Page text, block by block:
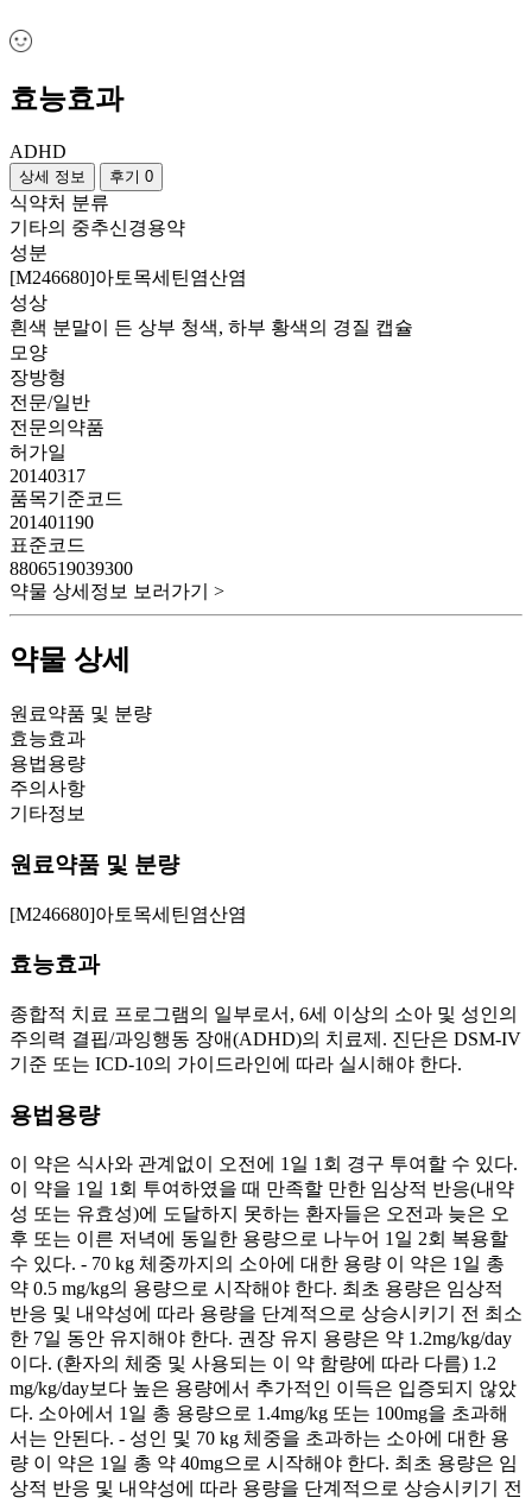
효능효과
ADHD
상세 정보 후기 0
식약처 분류
기타의 중추신경용약
성분
[M246680]아토목세틴염산염
성상
흰색 분말이 든 상부 청색, 하부 황색의 경질 캡슐
모양
장방형
전문/일반
전문의약품
허가일
20140317
품목기준코드
201401190
표준코드
8806519039300
약물 상세정보 보러가기 >
약물 상세
원료약품 및 분량
효능효과
용법용량
주의사항
기타정보
원료약품 및 분량
[M246680]아토목세틴염산염
효능효과
종합적 치료 프로그램의 일부로서, 6세 이상의 소아 및 성인의
주의력 결핍/과잉행동 장애(ADHD)의 치료제. 진단은 DSM-IV
기준 또는 ICD-10의 가이드라인에 따라 실시해야 한다.
용법용량
이 약은 식사와 관계없이 오전에 1일 1회 경구 투여할 수 있다.
이 약을 1일 1회 투여하였을 때 만족할 만한 임상적 반응(내약
성 또는 유효성)에 도달하지 못하는 환자들은 오전과 늦은 오
후 또는 이른 저녁에 동일한 용량으로 나누어 1일 2회 복용할
수 있다. - 70 kg 체중까지의 소아에 대한 용량 이 약은 1일 총
약 0.5 mg/kg의 용량으로 시작해야 한다. 최초 용량은 임상적
반응 및 내약성에 따라 용량을 단계적으로 상승시키기 전 최소
한 7일 동안 유지해야 한다. 권장 유지 용량은 약 1.2mg/kg/day
이다. (환자의 체중 및 사용되는 이 약 함량에 따라 다름) 1.2
mg/kg/day보다 높은 용량에서 추가적인 이득은 입증되지 않았
다. 소아에서 1일 총 용량으로 1.4mg/kg 또는 100mg을 초과해
서는 안된다. - 성인 및 70 kg 체중을 초과하는 소아에 대한 용
량 이 약은 1일 총 약 40mg으로 시작해야 한다. 최초 용량은 임
상적 반응 및 내약성에 따라 용량을 단계적으로 상승시키기 전